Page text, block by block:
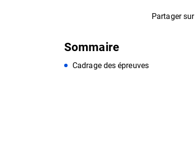
Partager sur
Sommaire
Cadrage des épreuves